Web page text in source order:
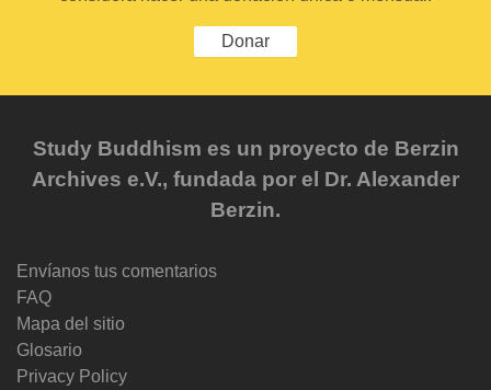
Donar
Study Buddhism es un proyecto de Berzin
Archives e.V., fundada por el Dr. Alexander
Berzin.
Envíanos tus comentarios
FAQ
Mapa del sitio
Glosario
Privacy Policy